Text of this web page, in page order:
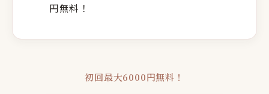
円無料！
初回最大6000円無料！